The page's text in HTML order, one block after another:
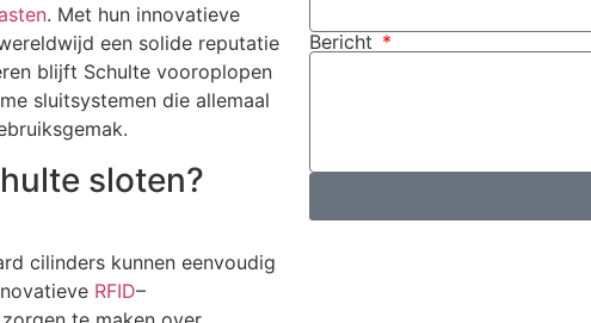
. Met hun innovatieve
een solide reputatie
blijft Schulte vooroplopen
sluitsystemen die allemaal
sloten?
cilinders kunnen eenvoudig
RFID–
Bericht